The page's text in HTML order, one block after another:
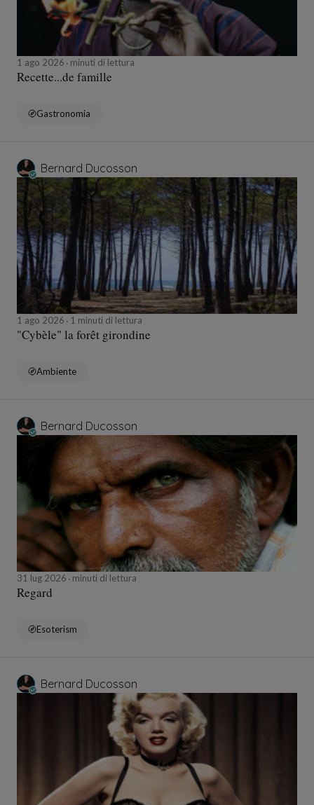
1 ago 2026 minuti di lettura
Recette...de famille
Gastronomia
Bernard Ducosson
1 ago 2026 1 minuti di lettura
"Cybèle" la forêt girondine
Ambiente
Bernard Ducosson
31 lug 2026 minuti di lettura
Regard
Esoterism
Bernard Ducosson